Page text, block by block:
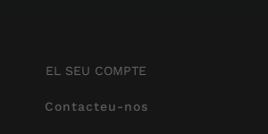
EL SEU COMPTE
Contacteu-nos